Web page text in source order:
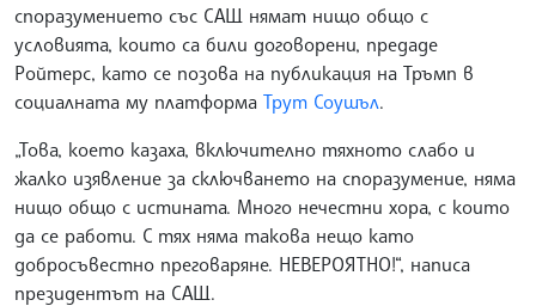
споразумението със САЩ нямат нищо общо с
условията, които са били договорени, предаде
Ройтерс, като се позова на публикация на Тръмп в
социалната му платформа Трут Соушъл.
„Това, което казаха, включително тяхното слабо и
жалко изявление за сключването на споразумение, няма
нищо общо с истината. Много нечестни хора, с които
да се работи. С тях няма такова нещо като
добросъвестно преговаряне. НЕВЕРОЯТНО!“, написа
президентът на САЩ.